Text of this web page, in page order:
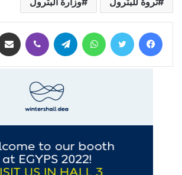
فيسبوك تويتر واتساب تيلقرام ڤايبر